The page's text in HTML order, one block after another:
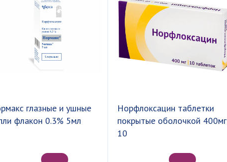
глазные и ушные
флакон 0.3% 5мл
Норфлоксацин таблетки
покрытые оболочкой 400мг
10